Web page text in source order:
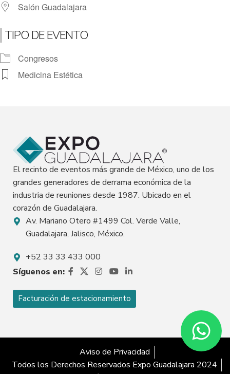
Salón Guadalajara
TIPO DE EVENTO
Congresos
Medicina Estética
El recinto de eventos más grande de México, uno de los
grandes generadores de derrama económica de la
industria de reuniones desde 1987. Ubicado en el
corazón de Guadalajara.
Av. Mariano Otero #1499 Col. Verde Valle,
Guadalajara, Jalisco, México.
+52 33 33 433 000
Síguenos en:
Facturación de estacionamiento
Aviso de Privacidad
Todos los Derechos Reservados Expo Guadalajara 2024